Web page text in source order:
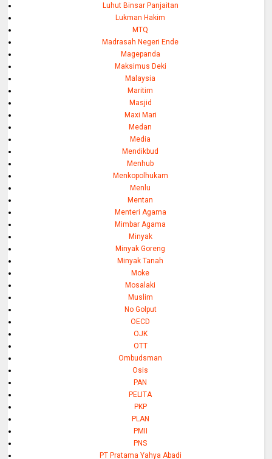
Luhut Binsar Panjaitan
Lukman Hakim
MTQ
Madrasah Negeri Ende
Magepanda
Maksimus Deki
Malaysia
Maritim
Masjid
Maxi Mari
Medan
Media
Mendikbud
Menhub
Menkopolhukam
Menlu
Mentan
Menteri Agama
Mimbar Agama
Minyak
Minyak Goreng
Minyak Tanah
Moke
Mosalaki
Muslim
No Golput
OECD
OJK
OTT
Ombudsman
Osis
PAN
PELITA
PKP
PLAN
PMII
PNS
PT Pratama Yahya Abadi